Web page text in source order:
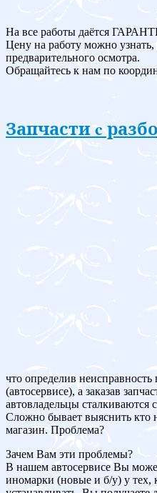
На все работы даётся
Цену на работу можно узнать,
предварительного осмотра.
Обращайтесь к нам по
Запчасти c
что определив
(автосервисе), а заказав
автовладельцы сталкиваются
Сложно бывает выяснить кто
магазин. Проблема?
Зачем Вам эти проблемы?
В нашем автосервисе Вы
иномарки (новые и б/у) у тех,